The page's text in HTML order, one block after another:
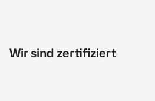
Wir sind zertifiziert